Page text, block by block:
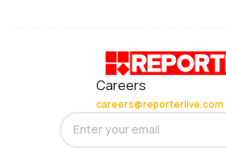
Careers
careers@reporterlive.com